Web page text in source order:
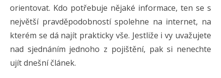
orientovat. Kdo potřebuje nějaké informace, ten se s
největší pravděpodobností spolehne na internet, na
kterém se dá najít prakticky vše. Jestliže i vy uvažujete
nad sjednáním jednoho z pojištění, pak si nenechte
ujít dnešní článek.